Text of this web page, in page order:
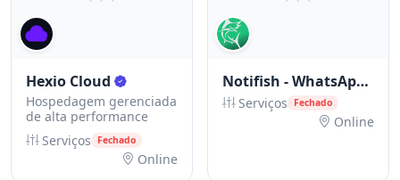
Hexio Cloud
Hospedagem gerenciada
de alta performance
Serviços
Fechado
Online
Notifish - WhatsApp Inteligente
Serviços Fechado
Online